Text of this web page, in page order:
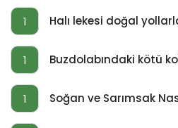
1 Halı lekesi doğal
1 Buzdolabındaki kötü
1 Soğan ve Sarımsak